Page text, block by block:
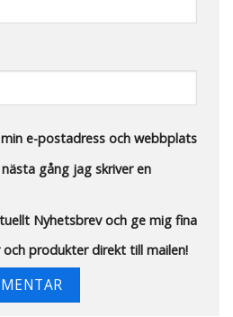
e-postadress och webbplats
gång jag skriver en
Nyhetsbrev och ge mig fina
produkter direkt till mailen!